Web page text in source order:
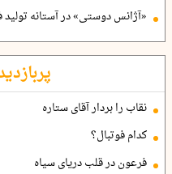
«آژانس دوستی» در آستانه
نقاب را بردار آقای ستاره
کدام فوتبال؟
فرعون در قلب دریای سیاه